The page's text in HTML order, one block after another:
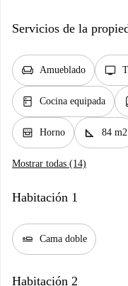
Servicios de la
chair Amueblado tv
kitchen Cocina equipada
oven_gen Horno square_foot 84 m2
Mostrar todas (14)
Habitación 1
airline_seat_flat Cama doble
Habitación 2